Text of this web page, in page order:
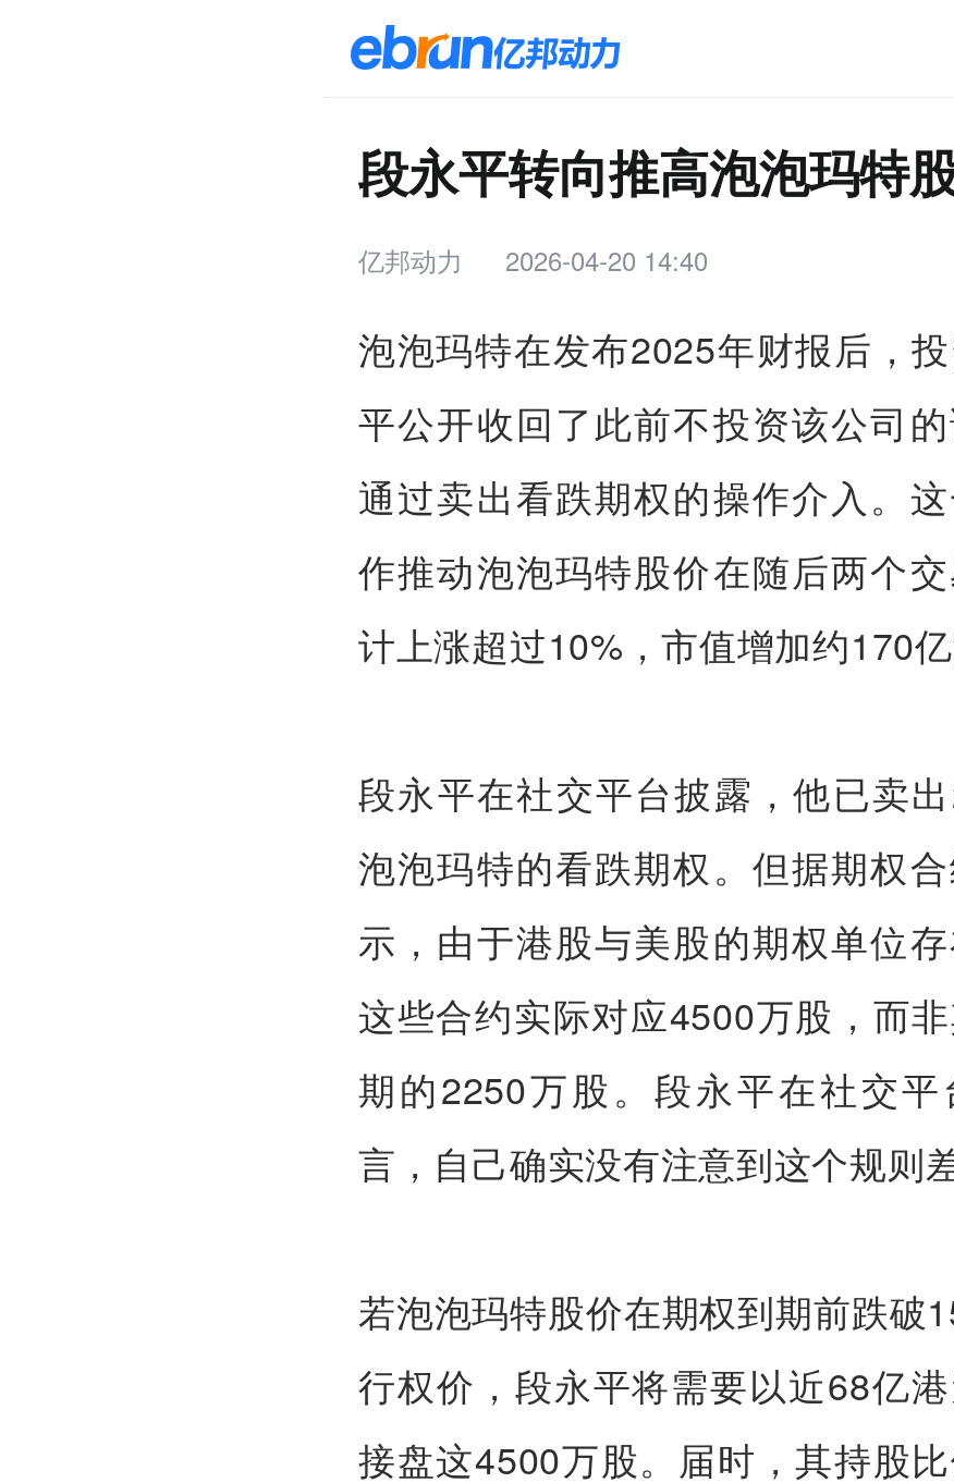
段永平转向推高泡泡玛特
亿邦动力 2026-04-20 14:40
泡泡玛特在发布2025年财报后，
平公开收回了此前不投资该公司
通过卖出看跌期权的操作介入。
作推动泡泡玛特股价在随后两个
计上涨超过10%，市值增加约170亿
段永平在社交平台披露，他已卖
泡泡玛特的看跌期权。但据期权
示，由于港股与美股的期权单位存
这些合约实际对应4500万股，而
期的2250万股。段永平在社交平
言，自己确实没有注意到这个规则差
若泡泡玛特股价在期权到期前跌破
行权价，段永平将需要以近68亿
接盘这4500万股。届时，其持股